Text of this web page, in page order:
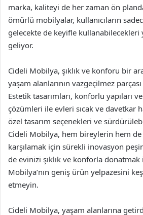
marka, kaliteyi de her zaman ön
ömürlü mobilyalar, kullanıcıların
gelecekte de keyifle kullanabilecekleri
geliyor.
Cideli Mobilya, şıklık ve konforu bir
yaşam alanlarının vazgeçilmez
Estetik tasarımları, konforlu yapıları
çözümleri ile evleri sıcak ve davetkar
özel tasarım seçenekleri ve
Cideli Mobilya, hem bireylerin hem de
karşılamak için sürekli inovasyon
de evinizi şıklık ve konforla donatmak
Mobilya’nın geniş ürün yelpazesini
etmeyin.
Cideli Mobilya, yaşam alanlarına